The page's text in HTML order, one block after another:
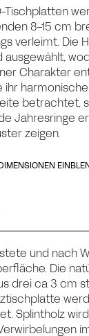
8-15 cm
verleimt. Die
ausgewählt,
Charakter
ihr
betrachtet,
Jahresringe
zeigen.
und nach
Die
drei ca 3 cm
Splintholz